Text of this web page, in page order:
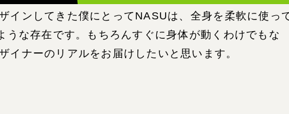
インしてきた僕にとってNASUは、全身を柔軟に使っ
うな存在です。もちろんすぐに身体が動くわけでもな
イナーのリアルをお届けしたいと思います。